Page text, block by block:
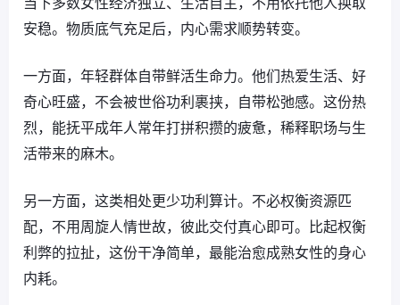
安稳。物质底气充足后，内心需求顺势转变。
一方面，年轻群体自带鲜活生命力。他们热爱生活、好
奇心旺盛，不会被世俗功利裹挟，自带松弛感。这份热
烈，能抚平成年人常年打拼积攒的疲惫，稀释职场与生
活带来的麻木。
另一方面，这类相处更少功利算计。不必权衡资源匹
配，不用周旋人情世故，彼此交付真心即可。比起权衡
利弊的拉扯，这份干净简单，最能治愈成熟女性的身心
内耗。